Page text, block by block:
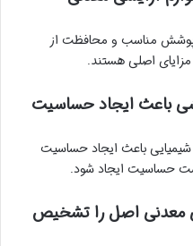
مناسب و محافظت از
باعث ایجاد حساسیت
شیمیایی باعث ایجاد حساسیت
حساسیت ایجاد شود.
معدنی اصل را تشخیص